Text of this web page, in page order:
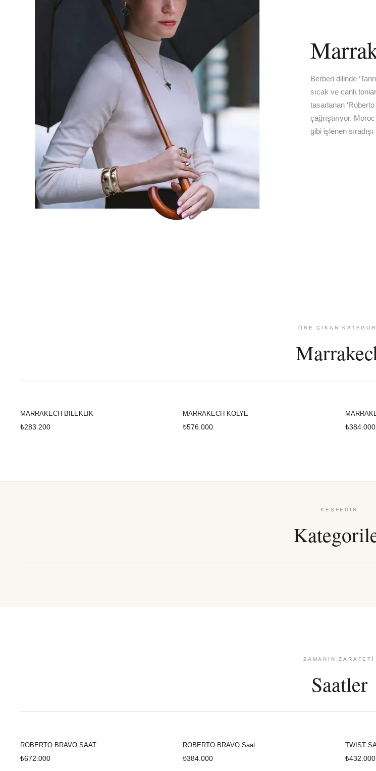
Berberi dilinde
sıcak ve canlı
tasarlanan
çağrıştırıyor.
gibi işlenen
ÖNE ÇIKAN
MARRAKECH BİLEKLİK
₺283.200
MARRAKECH KOLYE
₺576.000 ₺384.000
KEŞFEDIN
ZAMANIN ZARAFETI
Saatler
ROBERTO BRAVO SAAT
₺672.000
ROBERTO BRAVO Saat
₺384.000
TWIST
₺432.000